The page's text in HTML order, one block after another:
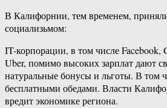
В Калифорнии, тем временем,
социализьмом:
IT-корпорации, в том числе Facebook,
Uber, помимо высоких зарплат дают
натуральные бонусы и льготы. В том
бесплатными обедами. Власти
вредит экономике региона.